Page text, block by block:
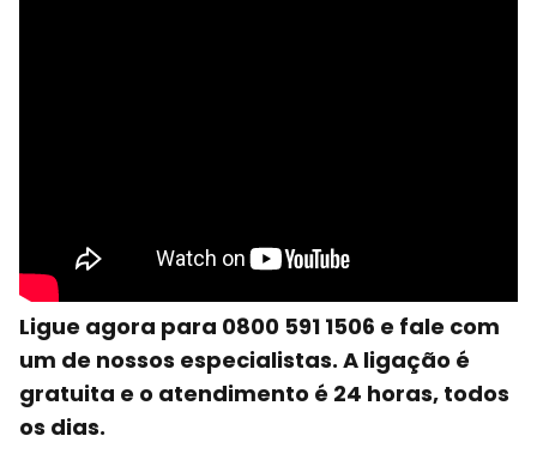
Ligue agora para 0800 591 1506 e fale com
um de nossos especialistas. A ligação é
gratuita e o atendimento é 24 horas, todos
os dias.